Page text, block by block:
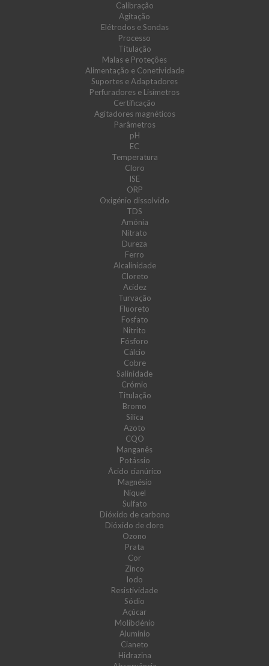
Calibração
Agitação
Elétrodos e Sondas
Processo
Titulação
Malas e Proteções
Alimentação e Conetividade
Suportes e Adaptadores
Perfuradores e Lisímetros
Certificação
Agitadores magnéticos
Parâmetros
pH
EC
Temperatura
Cloro
ISE
ORP
Oxigénio dissolvido
TDS
Amónia
Nitrato
Dureza
Ferro
Alcalinidade
Cloreto
Acidez
Turvação
Fluoreto
Fosfato
Nitrito
Fósforo
Cálcio
Cobre
Salinidade
Crómio
Titulação
Bromo
Sílica
Azoto
CQO
Manganês
Potássio
Ácido cianúrico
Magnésio
Níquel
Sulfato
Dióxido de carbono
Dióxido de cloro
Ozono
Prata
Cor
Zinco
Iodo
Resistividade
Sódio
Açúcar
Molibdénio
Alumínio
Cianeto
Hidrazina